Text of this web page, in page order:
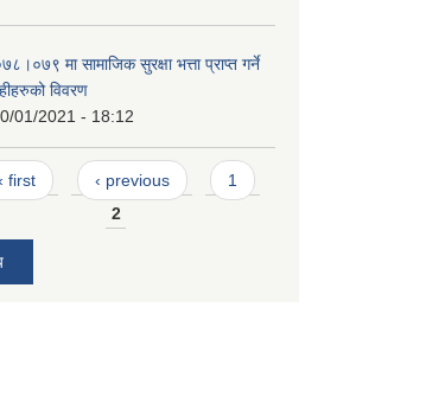
मा सामाजिक सुरक्षा भत्ता प्राप्त गर्ने
विवरण
01/2021 - 18:12
first ‹ previous
1
2